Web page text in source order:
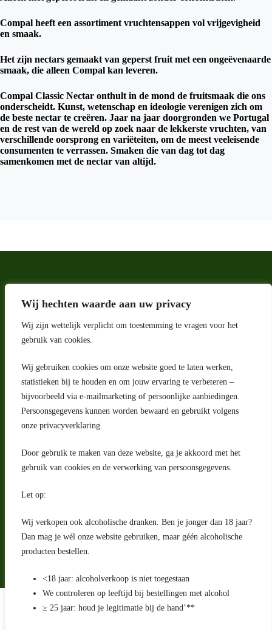
Wij hechten waarde aan uw privacy
Wij zijn wettelijk verplicht om toestemming te vragen voor het
gebruik van cookies.
Wij gebruiken cookies om onze website goed te laten werken,
statistieken bij te houden en om jouw ervaring te verbeteren –
bijvoorbeeld via e-mailmarketing of persoonlijke aanbiedingen.
Persoonsgegevens kunnen worden bewaard en gebruikt volgens
onze privacyverklaring.
Door gebruik te maken van deze website, ga je akkoord met het
gebruik van cookies en de verwerking van persoonsgegevens.
Let op:
Wij verkopen ook alcoholische dranken. Ben je jonger dan 18 jaar?
Dan mag je wél onze website gebruiken, maar géén alcoholische
producten bestellen.
<18 jaar: alcoholverkoop is niet toegestaan
We controleren op leeftijd bij bestellingen met alcohol
≥ 25 jaar: houd je legitimatie bij de hand’**
Compal heeft een assortiment vruchtensappen vol vrijgevigheid
en smaak.
Het zijn nectars gemaakt van geperst fruit met een ongeëvenaarde
smaak, die alleen Compal kan leveren.
Compal Classic Nectar onthult in de mond de fruitsmaak die ons
onderscheidt. Kunst, wetenschap en ideologie verenigen zich om
de beste nectar te creëren. Jaar na jaar doorgronden we Portugal
en de rest van de wereld op zoek naar de lekkerste vruchten, van
verschillende oorsprong en variëteiten, om de meest veeleisende
consumenten te verrassen. Smaken die van dag tot dag
samenkomen met de nectar van altijd.
Adres
Riga 4 E
2993 LW Barendrecht
Nederland
Contact
klantenservice@portugeseproducten.nl
Facebook
Herroepingsrecht
Bij bezorging van alcoholhoudende dranken voert de bezorger
Algemene voorwaarden